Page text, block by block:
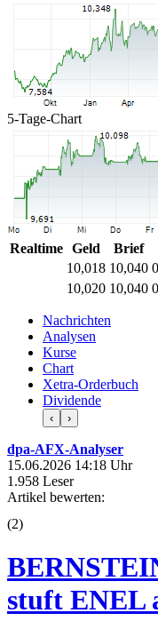
5-Tage-Chart
Realtime Geld Brief
10,018 10,040
10,020 10,040
Nachrichten
Analysen
Kurse
Chart
Xetra-Orderbuch
Dividende
‹ ›
dpa-AFX-Analyser
15.06.2026 14:18 Uhr
1.958 Leser
Artikel bewerten:
(2)
stuft ENEL